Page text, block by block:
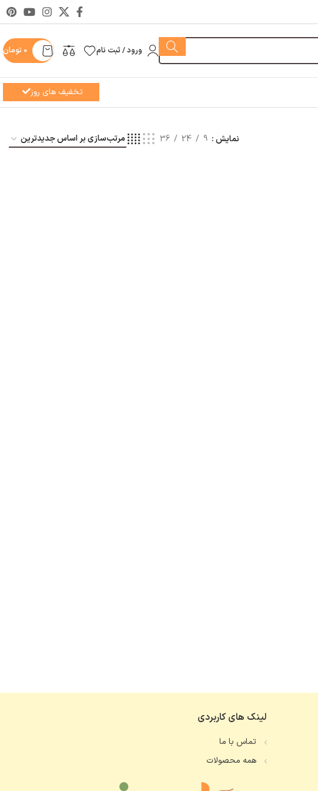
ورود / ثبت نام 0 تومان
تخفیف های روز
نمایش 9
24
36
لینک های کاربردی
تماس با ما
همه محصولات